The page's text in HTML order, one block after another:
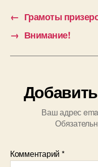
← Грамоты
→ Внимание!
Ваш адрес
Комментарий *